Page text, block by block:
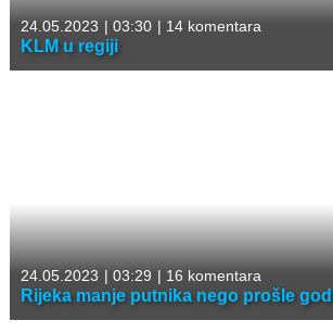
24.05.2023 | 03:30 | 14 komentara
KLM u regiji
24.05.2023 | 03:29 | 16 komentara
Rijeka manje putnika nego prošle